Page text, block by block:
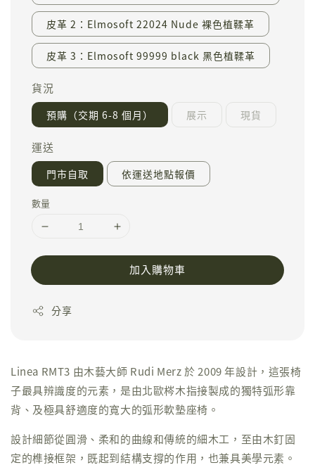
皮革 2：Elmosoft 22024 Nude 裸色植鞣革
皮革 3：Elmosoft 99999 black 黑色植鞣革
貨況
預購（交期 6-8 個月） 展示 現貨
運送
門市自取 依運送地點報價
數量
加入購物車
分享
Linea RMT3 由木藝大師 Rudi Merz 於 2009 年設計，這張椅
子最具辨識度的元素，是由北歐梣木指接製成的獨特弧形靠
背、及極具舒適度的寬大的弧形軟墊座椅。
設計細節從圓滑、柔和的曲線和傳統的細木工，至由木釘固
定的榫接框架，既起到結構支撐的作用，也兼具美學元素。